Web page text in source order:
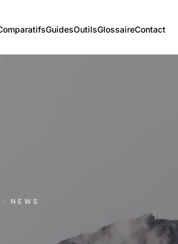
GuidesOutilsGlossaireContact
· NEWS